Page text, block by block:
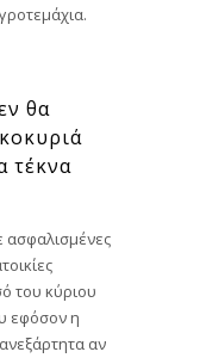
θα
τέκνα
ασφαλισμένες
του κύριου
εφόσον η
ανεξάρτητα αν